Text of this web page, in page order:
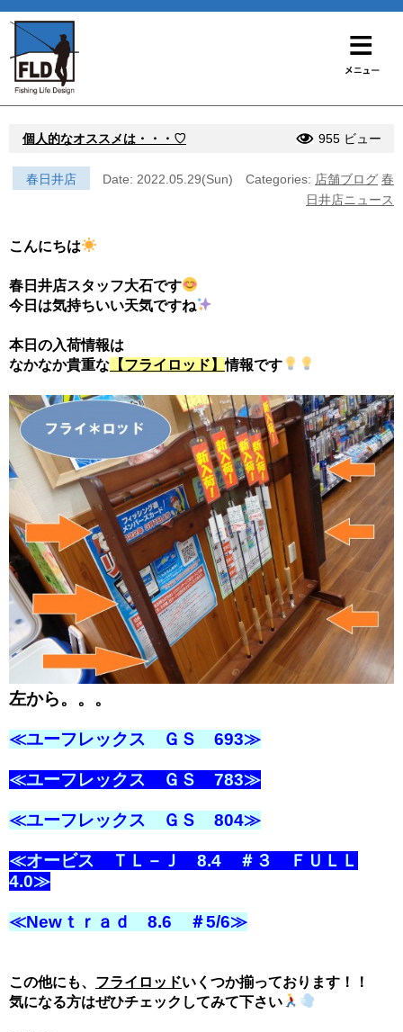
個人的なオススメは・・・♡ 955 ビュー
春日井店 Date: 2022.05.29(Sun) Categories: 店舗ブログ 春
日井店ニュース
こんにちは
春日井店スタッフ大石です
今日は気持ちいい天気ですね
本日の入荷情報は
なかなか貴重な 【フライロッド】情報です
左から。。。
≪ユーフレックス ＧＳ 693≫
≪ユーフレックス ＧＳ 783≫
≪ユーフレックス ＧＳ 804≫
≪オービス ＴＬ－Ｊ 8.4 ＃３ ＦＵＬＬ
4.0≫
≪Newｔｒａｄ 8.6 ＃5/6≫
この他にも、 フライロッドいくつか揃っております！！
気になる方はぜひチェックしてみて下さい